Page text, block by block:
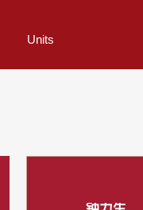
Units